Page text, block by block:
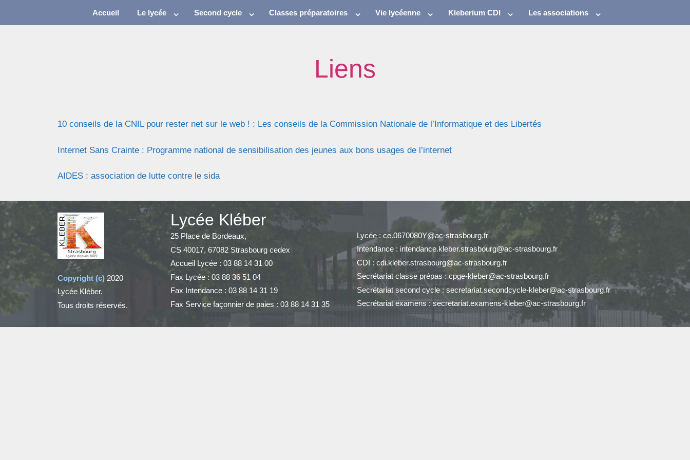
Accueil Le lycée Second cycle Classes préparatoires Vie lycéenne Kleberium CDI Les associations
Liens
10 conseils de la CNIL pour rester net sur le web ! : Les conseils de la Commission Nationale de l’Informatique et des Libertés
Internet Sans Crainte : Programme national de sensibilisation des jeunes aux bons usages de l’internet
AIDES : association de lutte contre le sida
Copyright (c) 2020
Lycée Kléber.
Tous droits réservés.
Lycée Kléber
25 Place de Bordeaux,
CS 40017, 67082 Strasbourg cedex
Accueil Lycée : 03 88 14 31 00
Fax Lycée : 03 88 36 51 04
Fax Intendance : 03 88 14 31 19
Fax Service façonnier de paies : 03 88 14 31 35
Lycée : ce.0670080Y@ac-strasbourg.fr
Intendance : intendance.kleber.strasbourg@ac-strasbourg.fr
CDI : cdi.kleber.strasbourg@ac-strasbourg.fr
Secrétariat classe prépas : cpge-kleber@ac-strasbourg.fr
Secrétariat second cycle : secretariat.secondcycle-kleber@ac-strasbourg.fr
Secrétariat examens : secretariat.examens-kleber@ac-strasbourg.fr